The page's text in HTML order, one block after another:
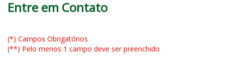
Entre em Contato
(*) Campos Obrigatórios
(**) Pelo menos 1 campo deve ser preenchido